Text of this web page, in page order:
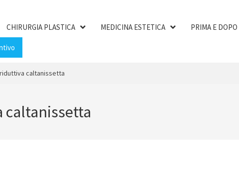
CHIRURGIA PLASTICA MEDICINA ESTETICA PRIMA E DOPO
caltanissetta
caltanissetta